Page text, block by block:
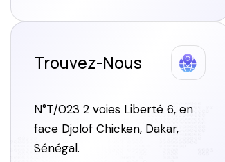
Trouvez-Nous
N°T/023 2 voies Liberté 6, en
face Djolof Chicken, Dakar,
Sénégal.